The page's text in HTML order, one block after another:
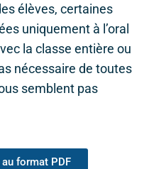
élèves, certaines
uniquement à l’oral
la classe entière ou
nécessaire de toutes
semblent pas
format PDF